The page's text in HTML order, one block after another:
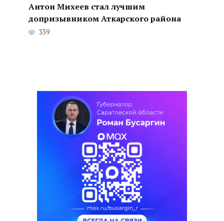
Антон Михеев стал лучшим
допризывником Аткарского района
339